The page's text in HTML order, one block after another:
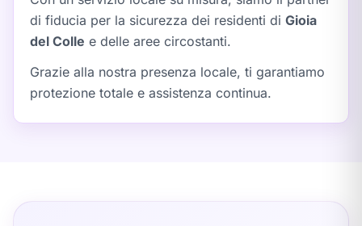
di fiducia per la sicurezza dei residenti di Gioia
del Colle e delle aree circostanti.
Grazie alla nostra presenza locale, ti garantiamo
protezione totale e assistenza continua.